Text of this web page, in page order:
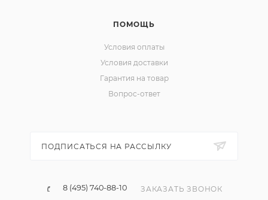
ПОМОЩЬ
Условия оплаты
Условия доставки
Гарантия на товар
Вопрос-ответ
ПОДПИСАТЬСЯ НА РАССЫЛКУ
8 (495) 740-88-10 ЗАКАЗАТЬ ЗВОНОК